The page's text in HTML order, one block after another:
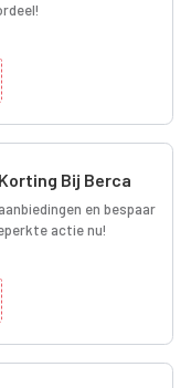
Bij Berca
en bespaar
actie nu!